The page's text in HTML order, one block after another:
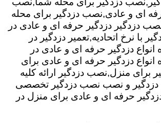
ای و عادی,نصب دزدگیر برای محله
دزدگیر دزدگیر حرفه ای و عادی در
با نرخ اتحادیه,تعمیر دزدگیر در
انواع دزدگیر حرفه ای و عادی در
انواع دزدگیر حرفه ای و عادی برای
برای منزل,نصب دزدگیر ارائه کلیه
و نصب نصب دزدگیر تخصصی
حرفه ای و عادی برای منزل در